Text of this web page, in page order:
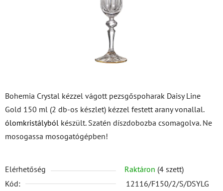
Bohemia Crystal kézzel vágott pezsgőspoharak Daisy Line
Gold 150 ml (2 db-os készlet) kézzel festett arany vonallal.
ólomkristályból készült. Szatén díszdobozba csomagolva. Ne
mosogassa mosogatógépben!
Elérhetőség Raktáron (4 szett)
Kód:
12116/F150/2/S/DSYLG